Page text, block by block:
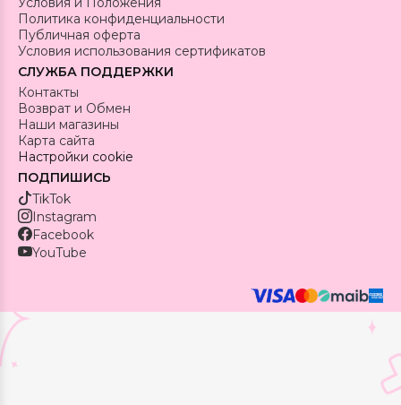
Политика конфиденциальности
Публичная оферта
Условия использования сертификатов
СЛУЖБА ПОДДЕРЖКИ
Контакты
Возврат и Обмен
Наши магазины
Карта сайта
Настройки cookie
ПОДПИШИСЬ
TikTok
Instagram
Facebook
YouTube